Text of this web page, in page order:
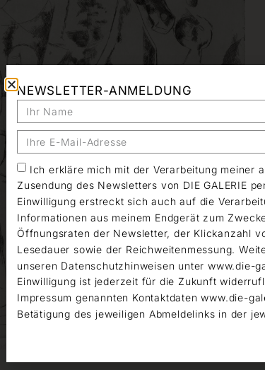
NEWSLETTER-ANMELDUNG
Ich erkläre mich mit der Verarbeitung meiner
Zusendung des Newsletters von DIE GALERIE
Einwilligung erstreckt sich auch auf die
Informationen aus meinem Endgerät zum
Öffnungsraten der Newsletter, der Klickanzahl
Lesedauer sowie der Reichweitenmessung.
unseren Datenschutzhinweisen unter www.die-
Einwilligung ist jederzeit für die Zukunft
Impressum genannten Kontaktdaten www.die-
Betätigung des jeweiligen Abmeldelinks in der